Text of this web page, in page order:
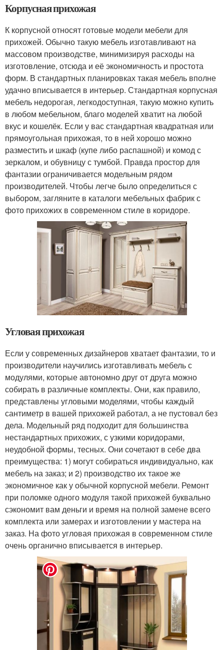
Корпусная прихожая
К корпусной относят готовые модели мебели для
прихожей. Обычно такую мебель изготавливают на
массовом производстве, минимизируя расходы на
изготовление, отсюда и её экономичность и простота
форм. В стандартных планировках такая мебель вполне
удачно вписывается в интерьер. Стандартная корпусная
мебель недорогая, легкодоступная, такую можно купить
в любом мебельном, благо моделей хватит на любой
вкус и кошелёк. Если у вас стандартная квадратная или
прямоугольная прихожая, то в ней хорошо можно
разместить и шкаф (купе либо распашной) и комод с
зеркалом, и обувницу с тумбой. Правда простор для
фантазии ограничивается модельным рядом
производителей. Чтобы легче было определиться с
выбором, загляните в каталоги мебельных фабрик с
фото прихожих в современном стиле в коридоре.
Угловая прихожая
Если у современных дизайнеров хватает фантазии, то и
производители научились изготавливать мебель с
модулями, которые автономно друг от друга можно
собирать в различные комплекты. Они, как правило,
представлены угловыми моделями, чтобы каждый
сантиметр в вашей прихожей работал, а не пустовал без
дела. Модельный ряд подходит для большинства
нестандартных прихожих, с узкими коридорами,
неудобной формы, тесных. Они сочетают в себе два
преимущества: 1) могут собираться индивидуально, как
мебель на заказ; и 2) производство их такое же
экономичное как у обычной корпусной мебели. Ремонт
при поломке одного модуля такой прихожей буквально
сэкономит вам деньги и время на полной замене всего
комплекта или замерах и изготовлении у мастера на
заказ. На фото угловая прихожая в современном стиле
очень органично вписывается в интерьер.